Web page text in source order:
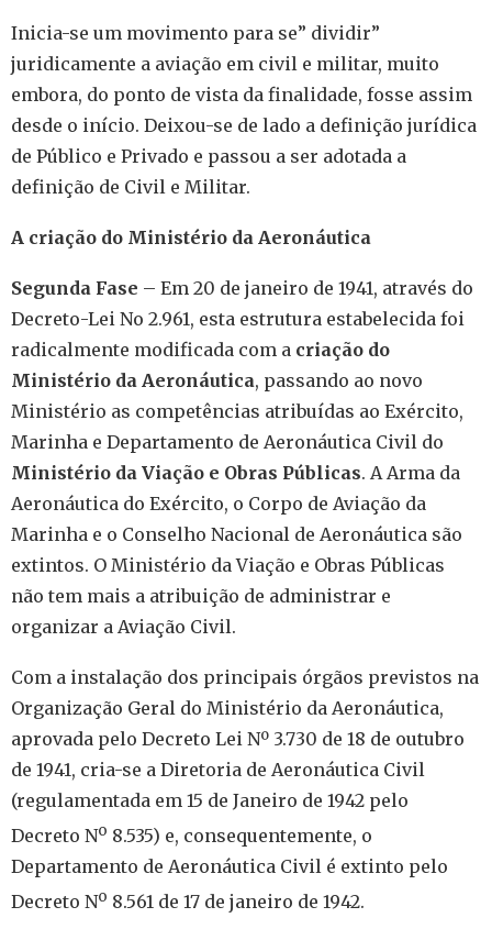
Inicia-se um movimento para se” dividir”
juridicamente a aviação em civil e militar, muito
embora, do ponto de vista da finalidade, fosse assim
desde o início. Deixou-se de lado a definição jurídica
de Público e Privado e passou a ser adotada a
definição de Civil e Militar.
A criação do Ministério da Aeronáutica
Segunda Fase – Em 20 de janeiro de 1941, através do
Decreto-Lei No 2.961, esta estrutura estabelecida foi
radicalmente modificada com a criação do
Ministério da Aeronáutica, passando ao novo
Ministério as competências atribuídas ao Exército,
Marinha e Departamento de Aeronáutica Civil do
Ministério da Viação e Obras Públicas. A Arma da
Aeronáutica do Exército, o Corpo de Aviação da
Marinha e o Conselho Nacional de Aeronáutica são
extintos. O Ministério da Viação e Obras Públicas
não tem mais a atribuição de administrar e
organizar a Aviação Civil.
Com a instalação dos principais órgãos previstos na
Organização Geral do Ministério da Aeronáutica,
aprovada pelo Decreto Lei Nº 3.730 de 18 de outubro
de 1941, cria-se a Diretoria de Aeronáutica Civil
(regulamentada em 15 de Janeiro de 1942 pelo
Decreto No 8.535) e, consequentemente, o
Departamento de Aeronáutica Civil é extinto pelo
Decreto No 8.561 de 17 de janeiro de 1942.